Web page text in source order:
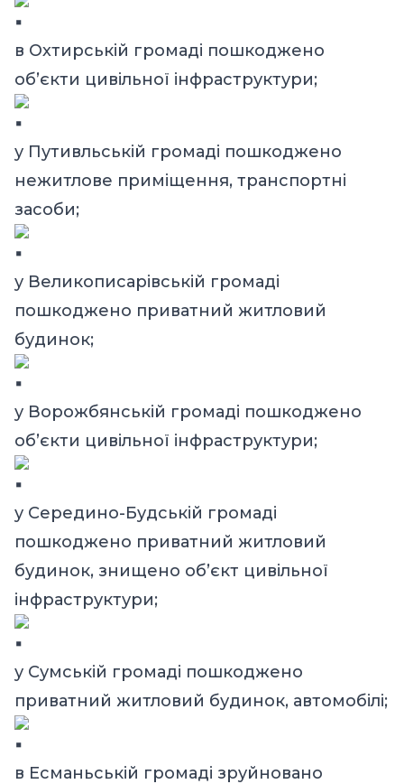
в Охтирській громаді пошкоджено
об’єкти цивільної інфраструктури;
у Путивльській громаді пошкоджено
нежитлове приміщення, транспортні
засоби;
у Великописарівській громаді
пошкоджено приватний житловий
будинок;
у Ворожбянській громаді пошкоджено
об’єкти цивільної інфраструктури;
у Середино-Будській громаді
пошкоджено приватний житловий
будинок, знищено об’єкт цивільної
інфраструктури;
у Сумській громаді пошкоджено
приватний житловий будинок, автомобілі;
в Есманьській громаді зруйновано